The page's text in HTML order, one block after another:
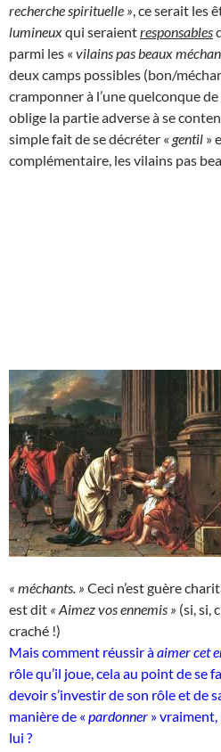
recherche spirituelle » , ce serait les
lumineuxqui seraientresponsables
parmi les « vilains pas beaux
deux camps possibles (bon/
cramponner à l’une quelconque
oblige la partie adverse à se
simple fait de se décréter « gentil »
complémentaire, les vilains pas
« méchants. » Ceci n’est guère
est dit « Aimez vos ennemis » (si, si,
craché !)
Mais comment réussir àaimer cet
rôle qu’il joue, cela au point de se
devoir s’investir de son rôle et de
manière de « pardonner »
lui ?